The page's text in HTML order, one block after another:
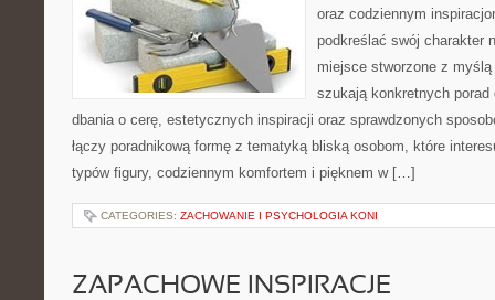
oraz codziennym
podkreślać swój charakter
miejsce stworzone z
szukają konkretnych
dbania o cerę, estetycznych inspiracji oraz sprawdzonych
łączy poradnikową formę z tematyką bliską osobom, które
typów figury, codziennym komfortem i pięknem w […]
CATEGORIES: ZACHOWANIE I PSYCHOLOGIA KONI
ZAPACHOWE INSPIRACJE